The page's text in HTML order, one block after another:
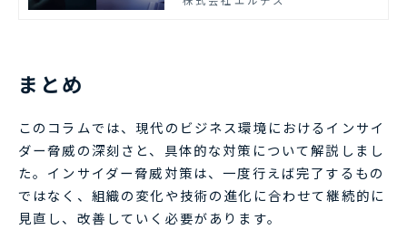
供実績、上場しているからこその
まとめ
このコラムでは、現代のビジネス環境におけるインサイ
ダー脅威の深刻さと、具体的な対策について解説しまし
た。インサイダー脅威対策は、一度行えば完了するもの
ではなく、組織の変化や技術の進化に合わせて継続的に
見直し、改善していく必要があります。